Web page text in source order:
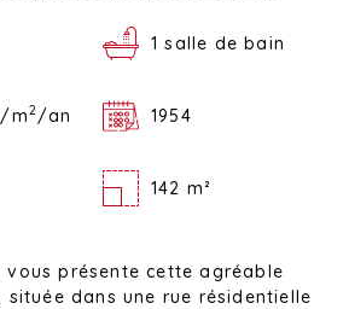
1 salle de bain
m2 /an 1954
142 m²
vous présente cette agréable
située dans une rue résidentielle